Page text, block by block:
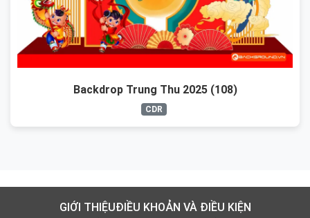
Backdrop Trung Thu 2025 (108)
CDR
GIỚI THIỆUĐIỀU KHOẢN VÀ ĐIỀU KIỆN